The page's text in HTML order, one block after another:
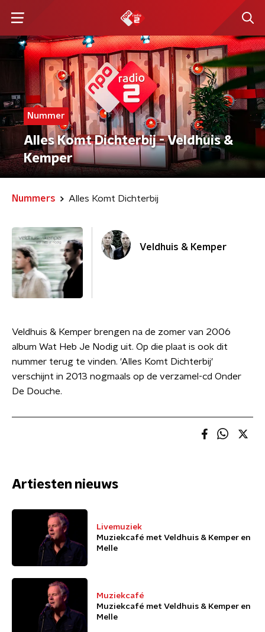
Nummer
Alles Komt Dichterbij - Veldhuis &
Kemper
Nummers Alles Komt Dichterbij
Veldhuis & Kemper
Veldhuis & Kemper brengen na de zomer van 2006
album Wat Heb Je Nodig uit. Op die plaat is ook dit
nummer terug te vinden. 'Alles Komt Dichterbij'
verschijnt in 2013 nogmaals op de verzamel-cd Onder
De Douche.
Artiesten nieuws
Livemuziek
Muziekcafé met Veldhuis & Kemper en
Melle
Muziekcafé
Muziekcafé met Veldhuis & Kemper en
Melle